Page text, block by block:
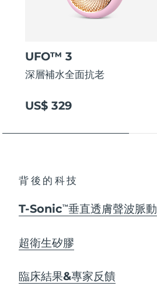
UFO™ 3
深層補水全面抗老
US$ 329
背後的科技
T-SonicTM 垂直透膚聲波脈動
超衛生矽膠
臨床結果&專家反饋